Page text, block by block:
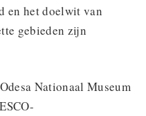
en het doelwit van
gebieden zijn
Nationaal Museum